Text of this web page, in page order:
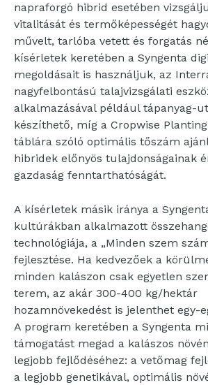
napraforgó hibrid esetében
vitalitását és termőképességét
művelt, tarlóba vetett és forgatás
kísérletek keretében a Syngenta
megoldásait is használjuk, az
nagyfelbontású talajvizsgálati
alkalmazásával például tápanyag-
készíthető, míg a Cropwise
táblára szóló optimális tőszám
hibridek előnyös tulajdonságainak
gazdaság fenntarthatóságát.
A kísérletek másik iránya a
kultúrákban alkalmazott
technológiája, a „Minden szem
fejlesztése. Ha kedvezőek a
minden kalászon csak egyetlen
terem, az akár 300-400 kg/hektár
hozamnövekedést is jelenthet egy-
A program keretében a Syngenta
támogatást megad a kalászos
legjobb fejlődéséhez: a vetőmag
a legjobb genetikával, optimális